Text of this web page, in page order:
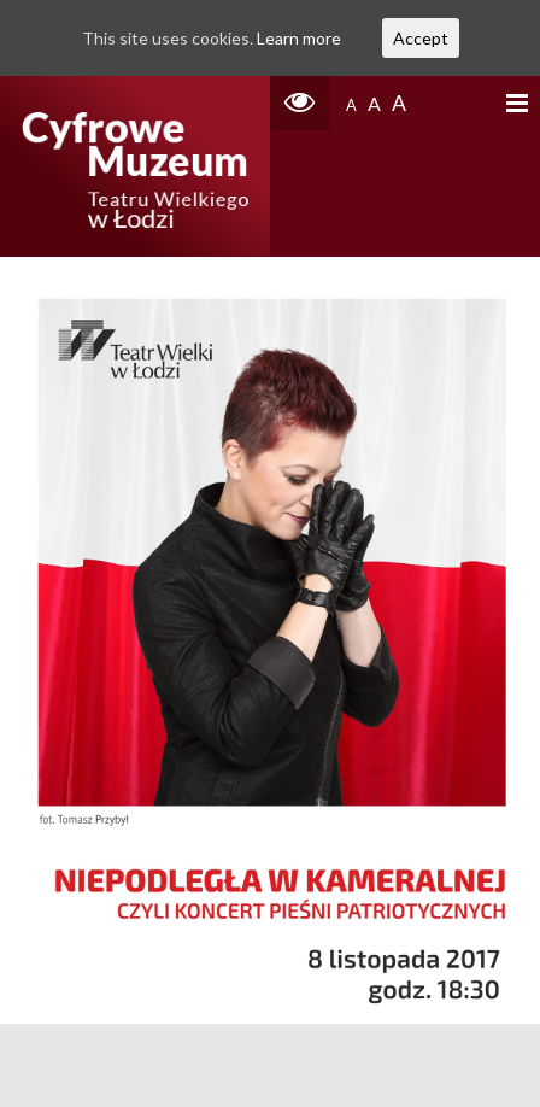
A A A
This site uses cookies. Learn more Accept